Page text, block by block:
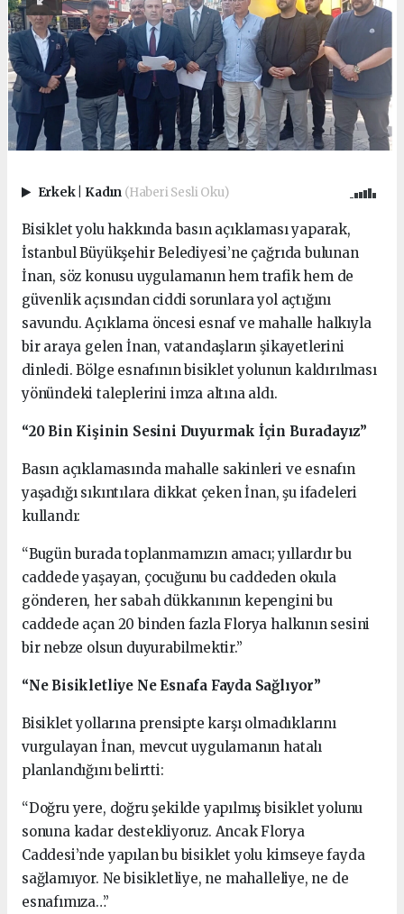
Erkek Kadın (Haberi Sesli Oku)
Bisiklet yolu hakkında basın açıklaması yaparak,
İstanbul Büyükşehir Belediyesi’ne çağrıda bulunan
İnan, söz konusu uygulamanın hem trafik hem de
güvenlik açısından ciddi sorunlara yol açtığını
savundu. Açıklama öncesi esnaf ve mahalle halkıyla
bir araya gelen İnan, vatandaşların şikayetlerini
dinledi. Bölge esnafının bisiklet yolunun kaldırılması
yönündeki taleplerini imza altına aldı.
“20 Bin Kişinin Sesini Duyurmak İçin Buradayız”
Basın açıklamasında mahalle sakinleri ve esnafın
yaşadığı sıkıntılara dikkat çeken İnan, şu ifadeleri
kullandı:
“Bugün burada toplanmamızın amacı; yıllardır bu
caddede yaşayan, çocuğunu bu caddeden okula
gönderen, her sabah dükkanının kepengini bu
caddede açan 20 binden fazla Florya halkının sesini
bir nebze olsun duyurabilmektir.”
“Ne Bisikletliye Ne Esnafa Fayda Sağlıyor”
Bisiklet yollarına prensipte karşı olmadıklarını
vurgulayan İnan, mevcut uygulamanın hatalı
planlandığını belirtti:
“Doğru yere, doğru şekilde yapılmış bisiklet yolunu
sonuna kadar destekliyoruz. Ancak Florya
Caddesi’nde yapılan bu bisiklet yolu kimseye fayda
sağlamıyor. Ne bisikletliye, ne mahalleliye, ne de
esnafımıza…”